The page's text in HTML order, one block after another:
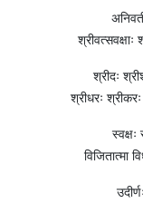
श्रीदः
श्रीधरः
स्वक्षः
विजितात्मा